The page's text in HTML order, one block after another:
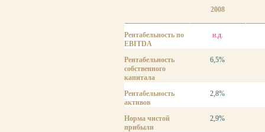
2008
Рентабельность по
EBITDA
н.д.
Рентабельность
собственного
капитала
6,5%
Рентабельность
активов
2,8%
Норма чистой
прибыли
2,9%